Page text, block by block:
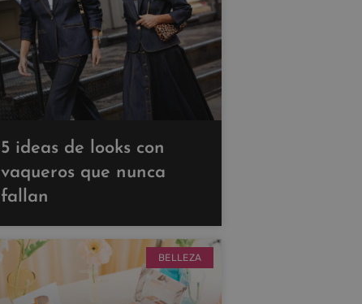
5 ideas de looks con
vaqueros que nunca
fallan
BELLEZA